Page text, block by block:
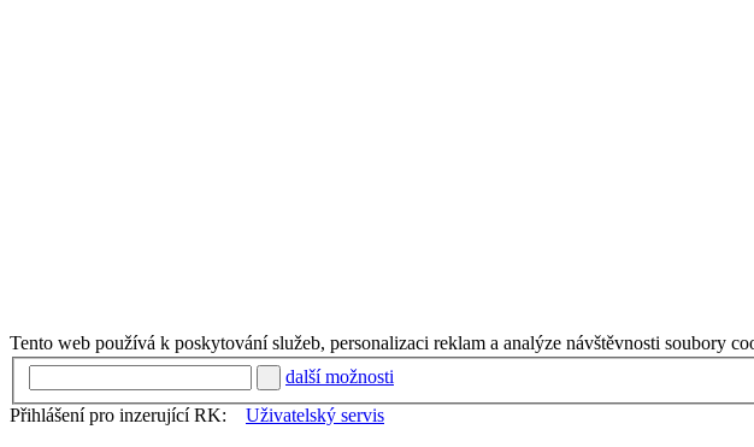
Tento web používá k poskytování služeb, personalizaci reklam a analýze návštěvnosti soubory
další možnosti
Přihlášení pro inzerující RK:
Uživatelský servis